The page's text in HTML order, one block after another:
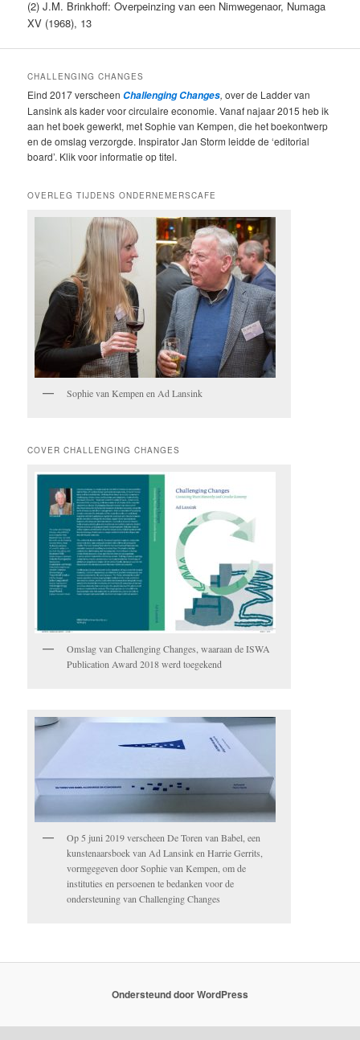
(2) J.M. Brinkhoff: Overpeinzing van een Nimwegenaor, Numaga
XV (1968), 13
CHALLENGING CHANGES
Eind 2017 verscheen Challenging Changes, over de Ladder van
Lansink als kader voor circulaire economie. Vanaf najaar 2015 heb ik
aan het boek gewerkt, met Sophie van Kempen, die het boekontwerp
en de omslag verzorgde. Inspirator Jan Storm leidde de ‘editorial
board’. Klik voor informatie op titel.
OVERLEG TIJDENS ONDERNEMERSCAFE
Sophie van Kempen en Ad Lansink
COVER CHALLENGING CHANGES
Omslag van Challenging Changes, waaraan de ISWA
Publication Award 2018 werd toegekend
Op 5 juni 2019 verscheen De Toren van Babel, een
kunstenaarsboek van Ad Lansink en Harrie Gerrits,
vormgegeven door Sophie van Kempen, om de
instituties en persoenen te bedanken voor de
ondersteuning van Challenging Changes
Ondersteund door WordPress